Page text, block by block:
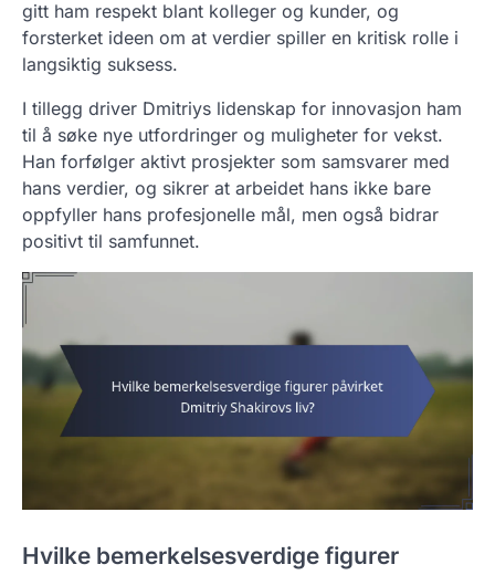
gitt ham respekt blant kolleger og kunder, og
forsterket ideen om at verdier spiller en kritisk rolle i
langsiktig suksess.
I tillegg driver Dmitriys lidenskap for innovasjon ham
til å søke nye utfordringer og muligheter for vekst.
Han forfølger aktivt prosjekter som samsvarer med
hans verdier, og sikrer at arbeidet hans ikke bare
oppfyller hans profesjonelle mål, men også bidrar
positivt til samfunnet.
Hvilke bemerkelsesverdige figurer